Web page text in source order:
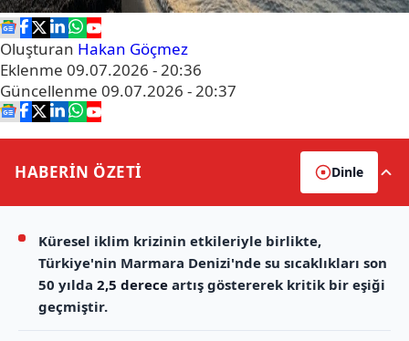
Oluşturan Hakan Göçmez
Eklenme 09.07.2026 - 20:36
Güncellenme 09.07.2026 - 20:37
HABERİN ÖZETİ Dinle
Küresel iklim krizinin etkileriyle birlikte,
Türkiye'nin Marmara Denizi'nde su sıcaklıkları son
50 yılda 2,5 derece artış göstererek kritik bir eşiği
geçmiştir.